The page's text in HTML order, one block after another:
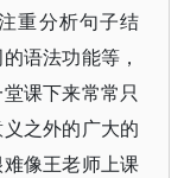
重分析句子结
语法功能等，
课下来常常只
之外的广大的
像王老师上课